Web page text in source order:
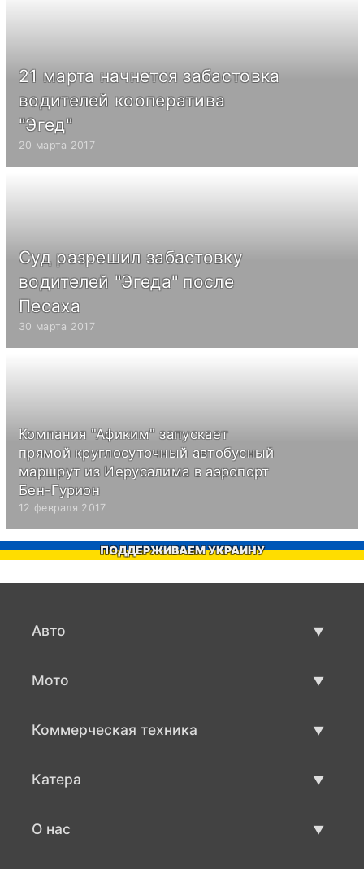
21 марта начнется забастовка
водителей кооператива
"Эгед"
20 марта 2017
Суд разрешил забастовку
водителей "Эгеда" после
Песаха
30 марта 2017
Компания "Афиким" запускает
прямой круглосуточный автобусный
маршрут из Иерусалима в аэропорт
Бен-Гурион
12 февраля 2017
ПОДДЕРЖИВАЕМ УКРАИНУ
Авто
Мото
Коммерческая техника
Катера
О нас